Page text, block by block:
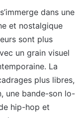
dans une
et nostalgique
sont plus
un grain visuel
La
plus libres,
une bande-son lo-
hip-hop et